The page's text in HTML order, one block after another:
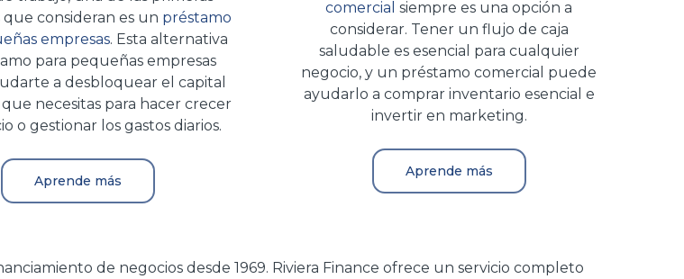
que consideran es un préstamo
empresas. Esta alternativa
para pequeñas empresas
a desbloquear el capital
necesitas para hacer crecer
o gestionar los gastos diarios.
Aprende más
comercial siempre es una opción a
considerar. Tener un flujo de caja
saludable es esencial para cualquier
negocio, y un préstamo comercial puede
ayudarlo a comprar inventario esencial e
invertir en marketing.
Aprende más
de negocios desde 1969. Riviera Finance ofrece un servicio completo